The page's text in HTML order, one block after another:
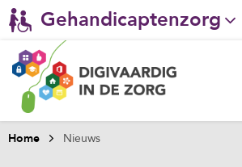
Gehandicaptenzorg
Verpleeghuiszorg &
Ggz
Ziekenhuizen
Home Nieuws